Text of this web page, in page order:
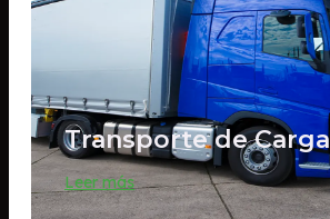
Transporte de Carga
Leer más